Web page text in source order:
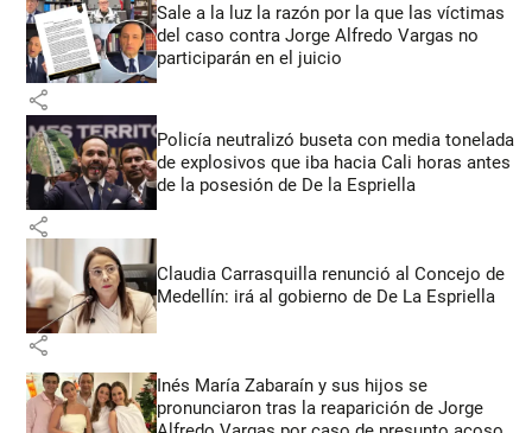
Sale a la luz la razón por la que las víctimas
del caso contra Jorge Alfredo Vargas no
participarán en el juicio
share
Policía neutralizó buseta con media tonelada
de explosivos que iba hacia Cali horas antes
de la posesión de De la Espriella
share
Claudia Carrasquilla renunció al Concejo de
Medellín: irá al gobierno de De La Espriella
share
Inés María Zabaraín y sus hijos se
pronunciaron tras la reaparición de Jorge